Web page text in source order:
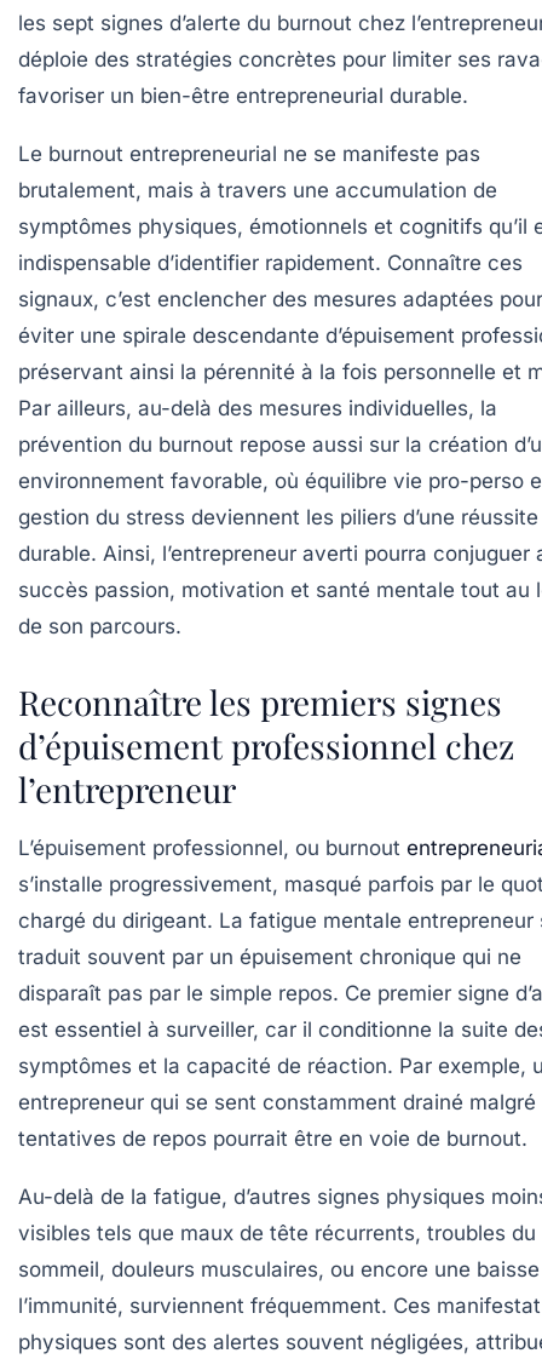
les sept signes d’alerte du burnout chez
déploie des stratégies concrètes pour limiter ses
favoriser un bien-être entrepreneurial durable.
Le burnout entrepreneurial ne se manifeste pas
brutalement, mais à travers une accumulation de
symptômes physiques, émotionnels et cognitifs qu’il
indispensable d’identifier rapidement. Connaître ces
signaux, c’est enclencher des mesures adaptées pour
éviter une spirale descendante d’épuisement
préservant ainsi la pérennité à la fois personnelle et
Par ailleurs, au-delà des mesures individuelles, la
prévention du burnout repose aussi sur la création
environnement favorable, où équilibre vie pro-perso
gestion du stress deviennent les piliers d’une réussite
durable. Ainsi, l’entrepreneur averti pourra conjuguer
succès passion, motivation et santé mentale tout au
de son parcours.
Reconnaître les premiers signes
d’épuisement professionnel chez
l’entrepreneur
L’épuisement professionnel, ou burnout
s’installe progressivement, masqué parfois par le
chargé du dirigeant. La fatigue mentale entrepreneur
traduit souvent par un épuisement chronique qui ne
disparaît pas par le simple repos. Ce premier signe
est essentiel à surveiller, car il conditionne la suite
symptômes et la capacité de réaction. Par exemple,
entrepreneur qui se sent constamment drainé malgré
tentatives de repos pourrait être en voie de burnout.
Au-delà de la fatigue, d’autres signes physiques
visibles tels que maux de tête récurrents, troubles du
sommeil, douleurs musculaires, ou encore une
l’immunité, surviennent fréquemment. Ces
physiques sont des alertes souvent négligées,